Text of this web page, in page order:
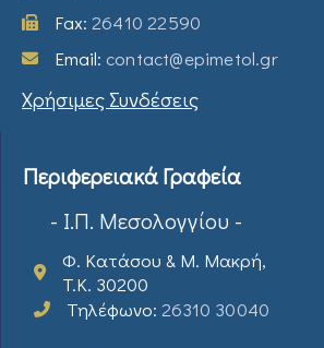
Fax: 26410 22590
Email: contact@epimetol.gr
Χρήσιμες Συνδέσεις
Περιφερειακά Γραφεία
- Ι.Π. Μεσολογγίου -
Φ. Κατάσου & Μ. Μακρή,
T.K. 30200
Τηλέφωνο: 26310 30040